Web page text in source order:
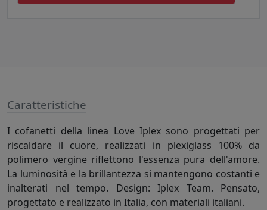
Caratteristiche
I cofanetti della linea Love Iplex sono progettati per
riscaldare il cuore, realizzati in plexiglass 100% da
polimero vergine riflettono l'essenza pura dell'amore.
La luminosità e la brillantezza si mantengono costanti e
inalterati nel tempo. Design: Iplex Team. Pensato,
progettato e realizzato in Italia, con materiali italiani.